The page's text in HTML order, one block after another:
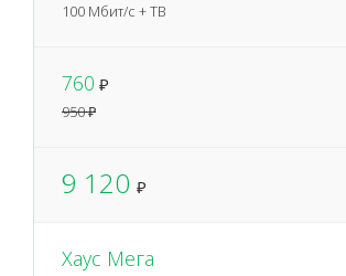
100 Мбит/с + ТВ
760 ₽
950 ₽
9 120 ₽
Хаус Мега